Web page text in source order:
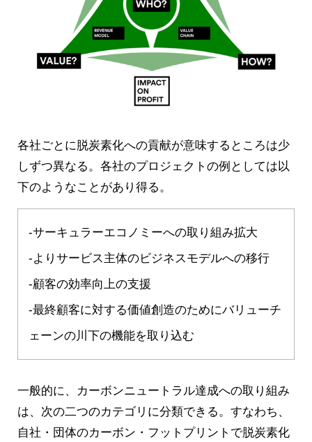
各社ごとに脱炭素化への貢献が意味するところは少
しずつ異なる。各社のプロジェクトの例としては以
下のようなことがあり得る。
-サーキュラーエコノミーへの取り組み拡大
-よりサービス主体のビジネスモデルへの移行
-顧客の効率向上の支援
-最終顧客に対する価値創造のためにバリューチ
ェーンの川下の機能を取り込む
一般的に、カーボンニュートラル達成への取り組み
は、次の二つのカテゴリに分類できる。すなわち、
自社・団体のカーボン・フットプリントで脱炭素化